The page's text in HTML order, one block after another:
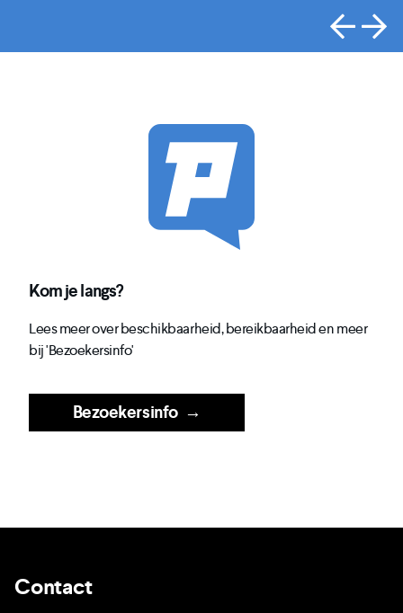
Kom je langs?
Lees meer over beschikbaarheid, bereikbaarheid en meer
bij 'Bezoekersinfo'
Bezoekersinfo→
Contact